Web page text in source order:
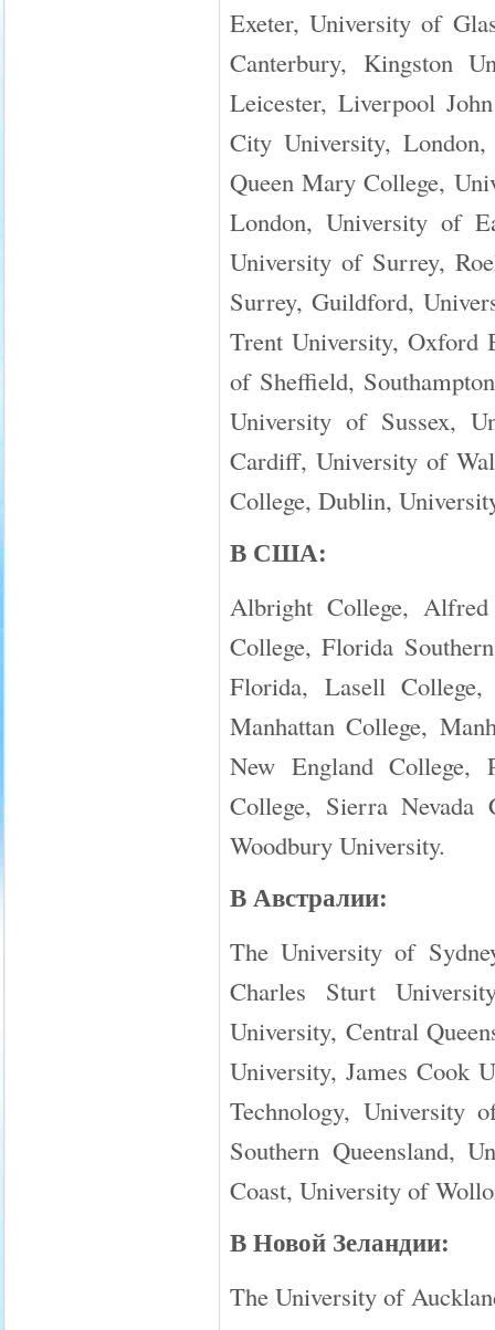
Exeter, University of
Canterbury, Kingston
Leicester, Liverpool
City University,
Queen Mary College,
London, University of
University of Surrey,
Surrey, Guildford,
Trent University, Oxford
of Sheffield,
University of Sussex,
Cardiff, University of
College, Dublin,
В США:
Albright College, Alfred
College, Florida
Florida, Lasell
Manhattan College,
New England College,
College, Sierra
Woodbury University.
В Австралии:
The University of
Charles Sturt
University, Central
University, James Cook
Technology, University
Southern Queensland,
Coast, University of
В Новой Зеландии:
The University of